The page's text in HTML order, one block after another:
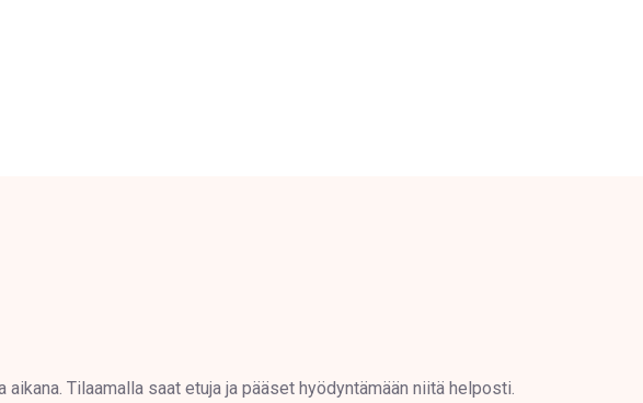
Tilaamalla saat etuja ja pääset hyödyntämään niitä helposti.